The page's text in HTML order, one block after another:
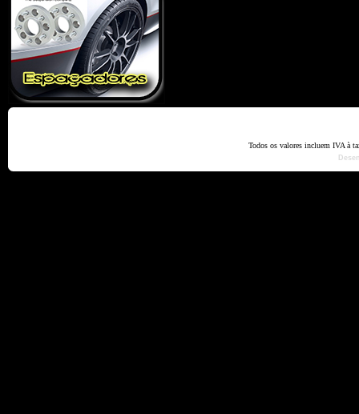
Todos os valores incluem IVA à